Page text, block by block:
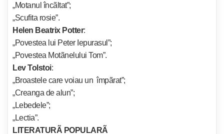
„Motanul încãltat”;
„Scufita rosie”.
Helen Beatrix Potter:
„Povestea lui Peter Iepurasul”;
„Povestea Motãnelului Tom”.
Lev Tolstoi:
„Broastele care voiau un împãrat”;
„Creanga de alun”;
„Lebedele”;
„Lectia”.
LITERATURÃ POPULARÃ